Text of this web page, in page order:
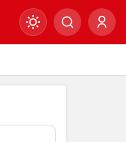
Mod
değiştir